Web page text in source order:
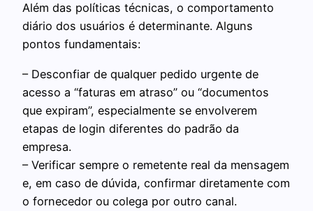
Além das políticas técnicas, o comportamento
diário dos usuários é determinante. Alguns
pontos fundamentais:
– Desconfiar de qualquer pedido urgente de
acesso a “faturas em atraso” ou “documentos
que expiram”, especialmente se envolverem
etapas de login diferentes do padrão da
empresa.
– Verificar sempre o remetente real da mensagem
e, em caso de dúvida, confirmar diretamente com
o fornecedor ou colega por outro canal.